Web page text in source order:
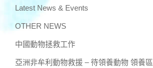
Latest News & Events
OTHER NEWS
中國動物拯救工作
亞洲非牟利動物救援 – 待領養動物 領養區